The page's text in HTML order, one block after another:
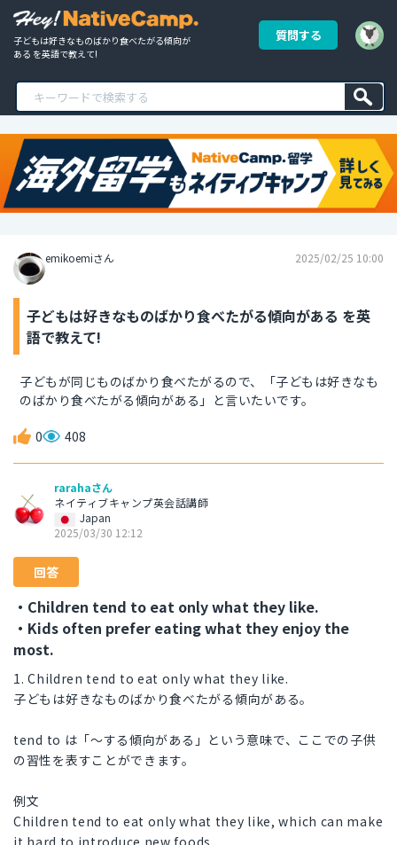
子どもは好きなものばかり食べたがる傾向が
ある を英語で教えて!
質問する
emikoemiさん 2025/02/25 10:00
子どもは好きなものばかり食べたがる傾向がある を英
語で教えて!
子どもが同じものばかり食べたがるので、「子どもは好きなも
のばかり食べたがる傾向がある」と言いたいです。
0 408
rarahaさん
ネイティブキャンプ英会話講師
Japan
2025/03/30 12:12
回答
・Children tend to eat only what they like.
・Kids often prefer eating what they enjoy the
most.
1. Children tend to eat only what they like.
子どもは好きなものばかり食べたがる傾向がある。
tend to は「〜する傾向がある」という意味で、ここでの子供
の習性を表すことができます。
例文
Children tend to eat only what they like, which can make